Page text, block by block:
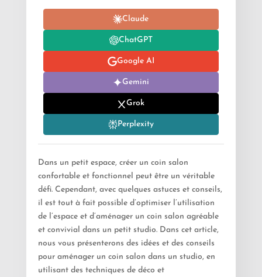
Claude
ChatGPT
Google AI
Gemini
Grok
Perplexity
Dans un petit espace, créer un coin salon
confortable et fonctionnel peut être un véritable
défi. Cependant, avec quelques astuces et conseils,
il est tout à fait possible d’optimiser l’utilisation
de l’espace et d’aménager un coin salon agréable
et convivial dans un petit studio. Dans cet article,
nous vous présenterons des idées et des conseils
pour aménager un coin salon dans un studio, en
utilisant des techniques de déco et